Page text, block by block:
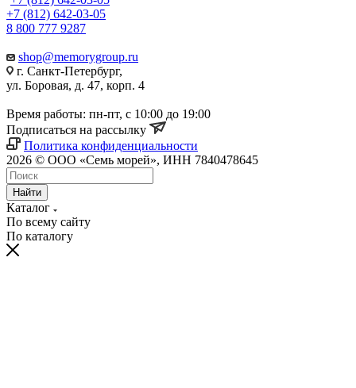
+7 (812) 642-03-05
8 800 777 9287
shop@memorygroup.ru
г. Санкт-Петербург,
ул. Боровая, д. 47, корп. 4
Время работы: пн-пт, с 10:00 до 19:00
Подписаться на рассылку
Политика конфиденциальности
2026 © ООО «Семь морей», ИНН 7840478645
Найти
Каталог
По всему сайту
По каталогу